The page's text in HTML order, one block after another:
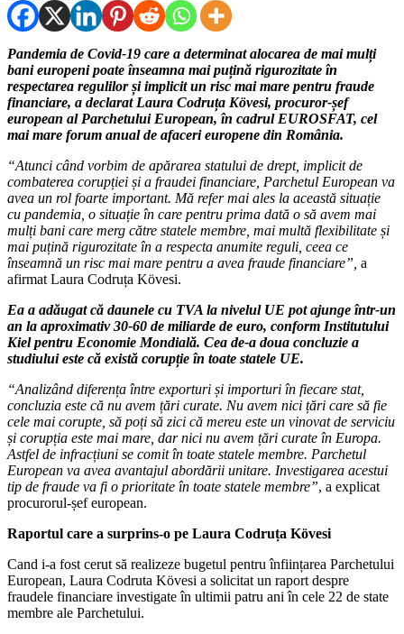
Pandemia de Covid-19 care a determinat alocarea de mai mulți
bani europeni poate înseamna mai puțină rigurozitate în
respectarea regulilor și implicit un risc mai mare pentru fraude
financiare, a declarat Laura Codruța Kövesi, procuror-șef
european al Parchetului European, în cadrul EUROSFAT, cel
mai mare forum anual de afaceri europene din România.
“Atunci când vorbim de apărarea statului de drept, implicit de
combaterea corupției și a fraudei financiare, Parchetul European va
avea un rol foarte important. Mă refer mai ales la această situație
cu pandemia, o situație în care pentru prima dată o să avem mai
mulți bani care merg către statele membre, mai multă flexibilitate și
mai puțină rigurozitate în a respecta anumite reguli, ceea ce
înseamnă un risc mai mare pentru a avea fraude financiare”, a
afirmat Laura Codruța Kövesi.
Ea a adăugat că daunele cu TVA la nivelul UE pot ajunge într-un
an la aproximativ 30-60 de miliarde de euro, conform Institutului
Kiel pentru Economie Mondială. Cea de-a doua concluzie a
studiului este că există corupție în toate statele UE.
“Analizând diferența între exporturi și importuri în fiecare stat,
concluzia este că nu avem țări curate. Nu avem nici țări care să fie
cele mai corupte, să poți să zici că mereu este un vinovat de serviciu
și corupția este mai mare, dar nici nu avem țări curate în Europa.
Astfel de infracțiuni se comit în toate statele membre. Parchetul
European va avea avantajul abordării unitare. Investigarea acestui
tip de fraude va fi o prioritate în toate statele membre”, a explicat
procurorul-șef european.
Raportul care a surprins-o pe Laura Codruța Kövesi
Cand i-a fost cerut să realizeze bugetul pentru înființarea Parchetului
European, Laura Codruta Kövesi a solicitat un raport despre
fraudele financiare investigate în ultimii patru ani în cele 22 de state
membre ale Parchetului.